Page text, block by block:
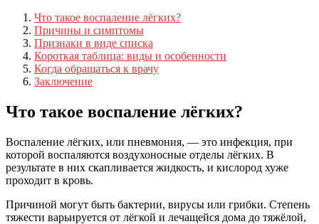
Что такое воспаление лёгких?
Причины и симптомы
Признаки в виде списка
Короткая таблица: виды и особенности
Когда обращаться к врачу
Заключение
Что такое воспаление лёгких?
Воспаление лёгких, или пневмония, — это инфекция, при
которой воспаляются воздухоносные отделы лёгких. В
результате в них скапливается жидкость, и кислород хуже
проходит в кровь.
Причиной могут быть бактерии, вирусы или грибки. Степень
тяжести варьируется от лёгкой и лечащейся дома до тяжёлой,